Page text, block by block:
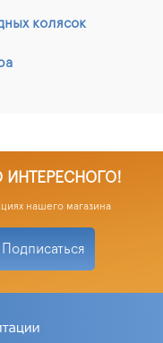
колясок
ИНТЕРЕСНОГО!
нашего магазина
Подписаться